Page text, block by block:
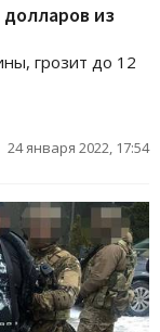
из
грозит до 12
24 января 2022, 17:54